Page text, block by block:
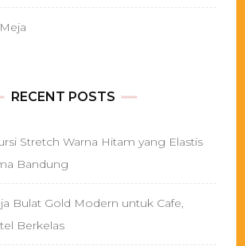
RECENT POSTS
Stretch Warna Hitam yang Elastis
Bandung
Bulat Gold Modern untuk Cafe,
Berkelas